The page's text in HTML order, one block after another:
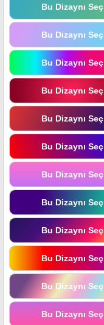
Bu Dizaynı Seç
Bu Dizaynı Seç
Bu Dizaynı Seç
Bu Dizaynı Seç
Bu Dizaynı Seç
Bu Dizaynı Seç
Bu Dizaynı Seç
Bu Dizaynı Seç
Bu Dizaynı Seç
Bu Dizaynı Seç
Bu Dizaynı Seç
Bu Dizaynı Seç